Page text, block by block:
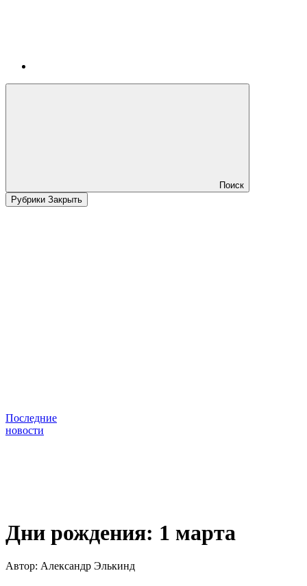
Поиск
Рубрики Закрыть
Последние
новости
Дни рождения: 1 марта
Автор: Александр Элькинд